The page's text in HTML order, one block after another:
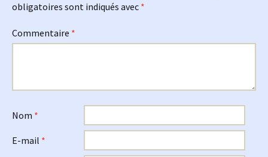
obligatoires sont indiqués avec *
Commentaire *
Nom *
E-mail *